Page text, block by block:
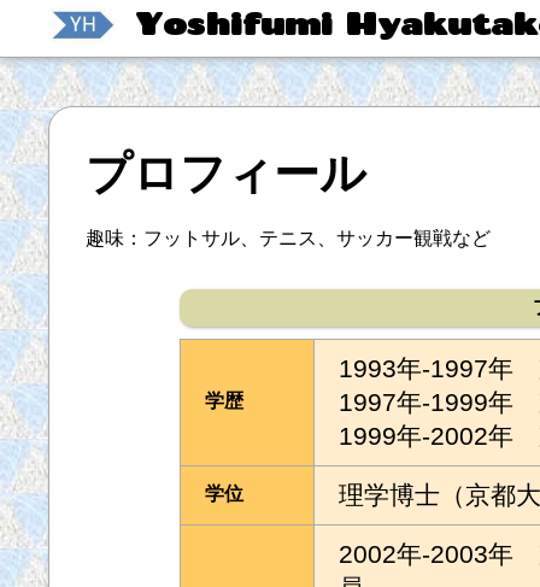
Yoshifumi
プロフィール
趣味：フットサル、テニス、サッカー観戦など
学歴
1993年-1997年
1997年-1999年
1999年-2002年
学位 理学博士（京都
2002年-2003年